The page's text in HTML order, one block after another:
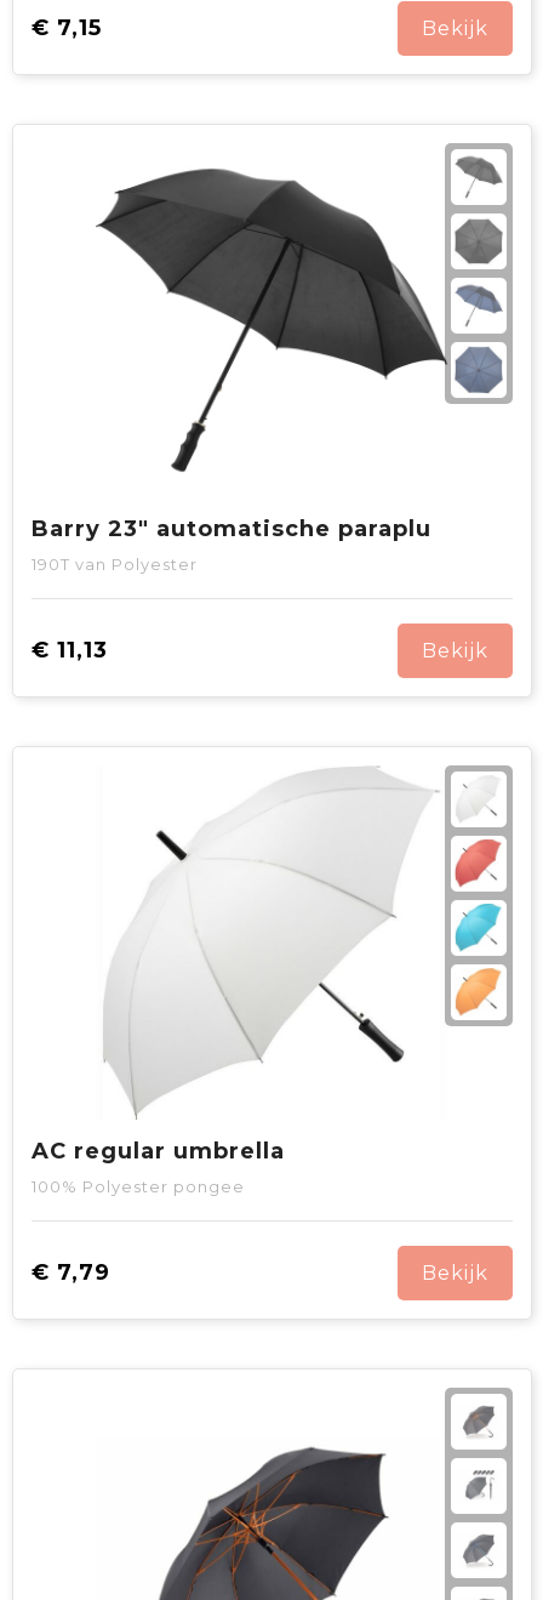
€ 7,15 Bekijk
Barry 23" automatische paraplu
190T van Polyester
€ 11,13 Bekijk
AC regular umbrella
100% Polyester pongee
€ 7,79 Bekijk